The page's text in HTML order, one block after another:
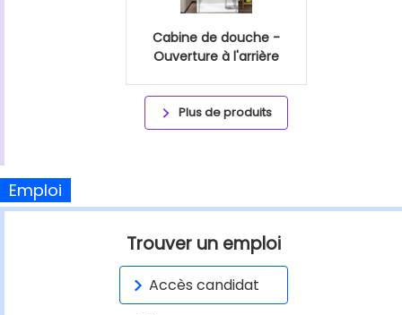
Cabine de douche -
Ouverture à l'arrière
Plus de produits
Emploi
Trouver un emploi
Accès candidat